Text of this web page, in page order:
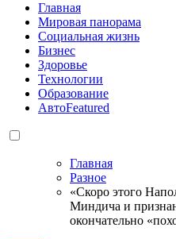
Главная
Мировая панорама
Социальная жизнь
Бизнес
Здоровье
Технологии
Образование
АвтоFeatured
Главная
Разное
«Скоро этого
Миндича и
окончательно